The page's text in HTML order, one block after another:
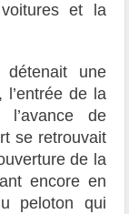
et la
une
de la
l’avance de
se retrouvait
de la
encore en
peloton qui